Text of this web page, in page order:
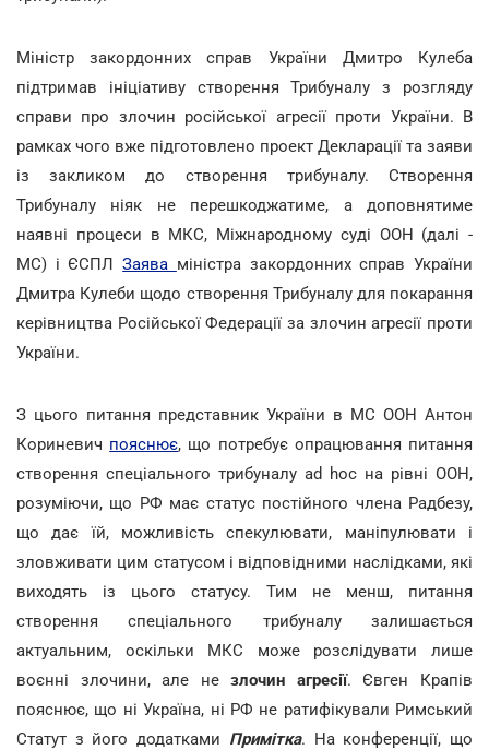
Міністр закордонних справ України Дмитро Кулеба
підтримав ініціативу створення Трибуналу з розгляду
справи про злочин російської агресії проти України. В
рамках чого вже підготовлено проект Декларації та заяви
із закликом до створення трибуналу. Створення
Трибуналу ніяк не перешкоджатиме, а доповнятиме
наявні процеси в МКС, Міжнародному суді ООН (далі -
МС) і ЄСПЛЗаява міністра закордонних справ України
Дмитра Кулеби щодо створення Трибуналу для покарання
керівництва Російської Федерації за злочин агресії проти
України.
З цього питання представник України в МС ООН Антон
Кориневич пояснює, що потребує опрацювання питання
створення спеціального трибуналу ad hoc на рівні ООН,
розуміючи, що РФ має статус постійного члена Радбезу,
що дає їй, можливість спекулювати, маніпулювати і
зловживати цим статусом і відповідними наслідками, які
виходять із цього статусу. Тим не менш, питання
створення спеціального трибуналу залишається
актуальним, оскільки МКС може розслідувати лише
воєнні злочини, але незлочин агресії. Євген Крапів
пояснює, що ні Україна, ні РФ не ратифікували Римський
Статут з його додатками Примітка. На конференції, що